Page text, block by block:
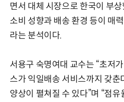
면서 대체 시장으로 한국이 부
소비 성향과 배송 환경 등이 매
라는 분석이다.
서용구 숙명여대 교수는 “초저
스가 익일배송 서비스까지 갖춘
양상이 펼쳐질 수 있다”며 “점